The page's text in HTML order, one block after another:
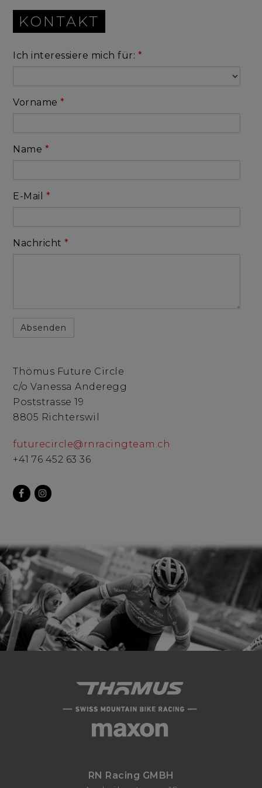
KONTAKT
Ich interessiere mich für: *
Vorname*
Name *
E-Mail *
Nachricht*
Thömus Future Circle
c/o Vanessa Anderegg
Poststrasse 19
8805 Richterswil
futurecircle@rnracingteam.ch
+41 76 452 63 36
facebookinstagram
RN Racing GMBH